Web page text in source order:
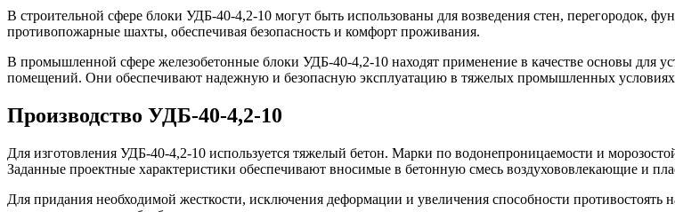
В строительной сфере блоки УДБ-40-4,2-10 могут быть использованы для возведения стен, перегородок,
противопожарные шахты, обеспечивая безопасность и комфорт проживания.
В промышленной сфере железобетонные блоки УДБ-40-4,2-10 находят применение в качестве основы для
помещений. Они обеспечивают надежную и безопасную эксплуатацию в тяжелых промышленных условиях
Производство УДБ-40-4,2-10
Для изготовления УДБ-40-4,2-10 используется тяжелый бетон. Марки по водонепроницаемости и
Заданные проектные характеристики обеспечивают вносимые в бетонную смесь воздухововлекающие и
Для придания необходимой жесткости, исключения деформации и увеличения способности